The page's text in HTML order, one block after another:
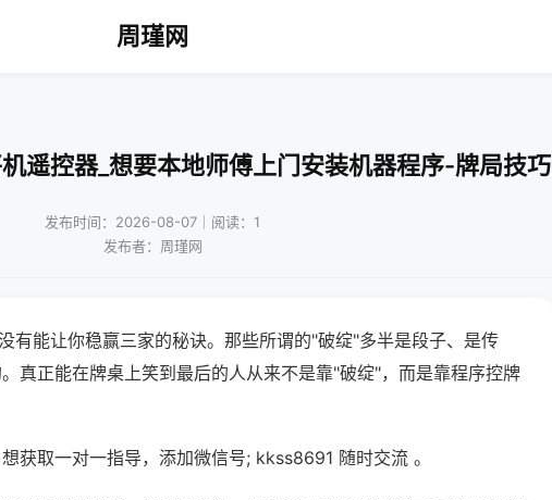
周瑾网
遥控器_想要本地师傅上门安装机器程序-牌局技巧
发布时间：2026-08-07｜阅读：1
发布者：周瑾网
有能让你稳赢三家的秘诀。那些所谓的"破绽"多半是段子、是传
真正能在牌桌上笑到最后的人从来不是靠"破绽"，而是靠程序控牌
获取一对一指导，添加微信号; kkss8691 随时交流 。